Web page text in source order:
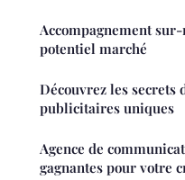
Accompagnement
potentiel marché
Découvrez les secrets
publicitaires uniques
Agence de
gagnantes pour votre